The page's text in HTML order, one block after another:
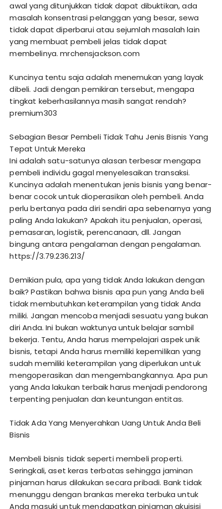
awal yang ditunjukkan tidak dapat dibuktikan, ada
masalah konsentrasi pelanggan yang besar, sewa
tidak dapat diperbarui atau sejumlah masalah lain
yang membuat pembeli jelas tidak dapat
membelinya.mrchensjackson.com
Kuncinya tentu saja adalah menemukan yang layak
dibeli. Jadi dengan pemikiran tersebut, mengapa
tingkat keberhasilannya masih sangat rendah?
premium303
Sebagian Besar Pembeli Tidak Tahu Jenis Bisnis Yang
Tepat Untuk Mereka
Ini adalah satu-satunya alasan terbesar mengapa
pembeli individu gagal menyelesaikan transaksi.
Kuncinya adalah menentukan jenis bisnis yang benar-
benar cocok untuk dioperasikan oleh pembeli. Anda
perlu bertanya pada diri sendiri apa sebenarnya yang
paling Anda lakukan? Apakah itu penjualan, operasi,
pemasaran, logistik, perencanaan, dll. Jangan
bingung antara pengalaman dengan pengalaman.
https://3.79.236.213/
Demikian pula, apa yang tidak Anda lakukan dengan
baik? Pastikan bahwa bisnis apa pun yang Anda beli
tidak membutuhkan keterampilan yang tidak Anda
miliki. Jangan mencoba menjadi sesuatu yang bukan
diri Anda. Ini bukan waktunya untuk belajar sambil
bekerja. Tentu, Anda harus mempelajari aspek unik
bisnis, tetapi Anda harus memiliki kepemilikan yang
sudah memiliki keterampilan yang diperlukan untuk
mengoperasikan dan mengembangkannya. Apa pun
yang Anda lakukan terbaik harus menjadi pendorong
terpenting penjualan dan keuntungan entitas.
Tidak Ada Yang Menyerahkan Uang Untuk Anda Beli
Bisnis
Membeli bisnis tidak seperti membeli properti.
Seringkali, aset keras terbatas sehingga jaminan
pinjaman harus dilakukan secara pribadi. Bank tidak
menunggu dengan brankas mereka terbuka untuk
Anda masuki untuk mendapatkan pinjaman akuisisi